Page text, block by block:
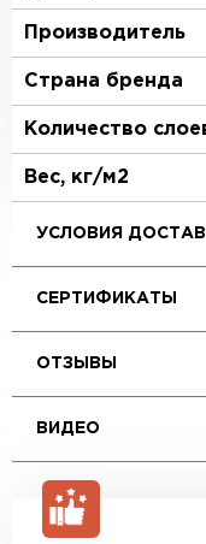
Производитель
Страна бренда
Количество
Вес, кг/м2
УСЛОВИЯ
СЕРТИФИКАТЫ
ОТЗЫВЫ
ВИДЕО